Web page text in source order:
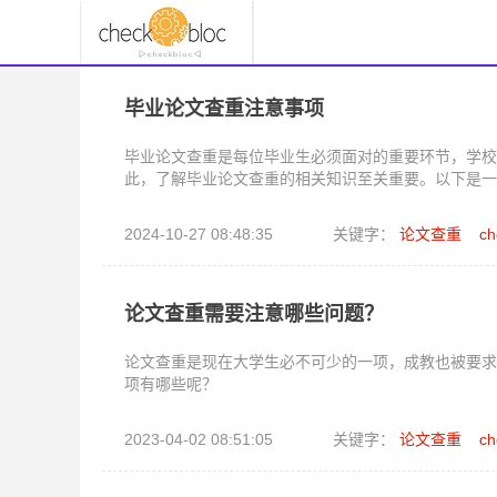
毕业论文查重注意事项
毕业论文查重是每位毕业生必须面对的重要环节，学
此，了解毕业论文查重的相关知识至关重要。以下是
2024-10-27 08:48:35 关键字： 论文查重
论文查重需要注意哪些问题？
论文查重是现在大学生必不可少的一项，成教也被要
项有哪些呢？
2023-04-02 08:51:05 关键字： 论文查重